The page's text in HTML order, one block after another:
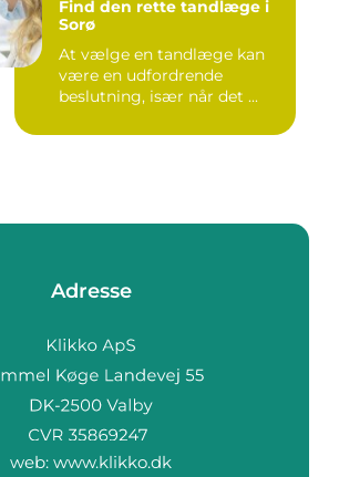
Find den rette tandlæge i
Sorø
At vælge en tandlæge kan
være en udfordrende
beslutning, især når det ...
Adresse
web: www.klikko.dk